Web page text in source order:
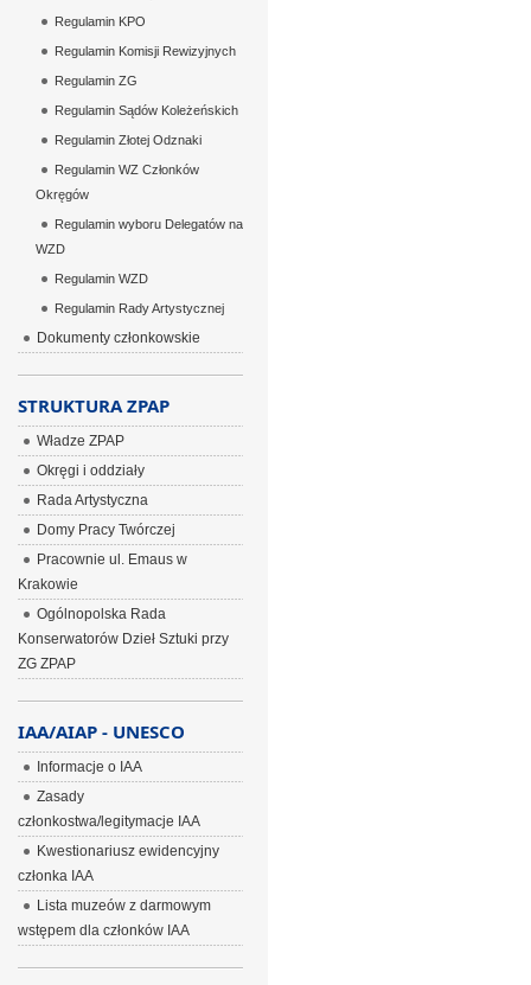
Regulamin KPO
Regulamin Komisji Rewizyjnych
Regulamin ZG
Regulamin Sądów Koleżeńskich
Regulamin Złotej Odznaki
Regulamin WZ Członków
Okręgów
Regulamin wyboru Delegatów na
WZD
Regulamin WZD
Regulamin Rady Artystycznej
Dokumenty członkowskie
STRUKTURA ZPAP
Władze ZPAP
Okręgi i oddziały
Rada Artystyczna
Domy Pracy Twórczej
Pracownie ul. Emaus w
Krakowie
Ogólnopolska Rada
Konserwatorów Dzieł Sztuki przy
ZG ZPAP
IAA/AIAP - UNESCO
Informacje o IAA
Zasady
członkostwa/legitymacje IAA
Kwestionariusz ewidencyjny
członka IAA
Lista muzeów z darmowym
wstępem dla członków IAA